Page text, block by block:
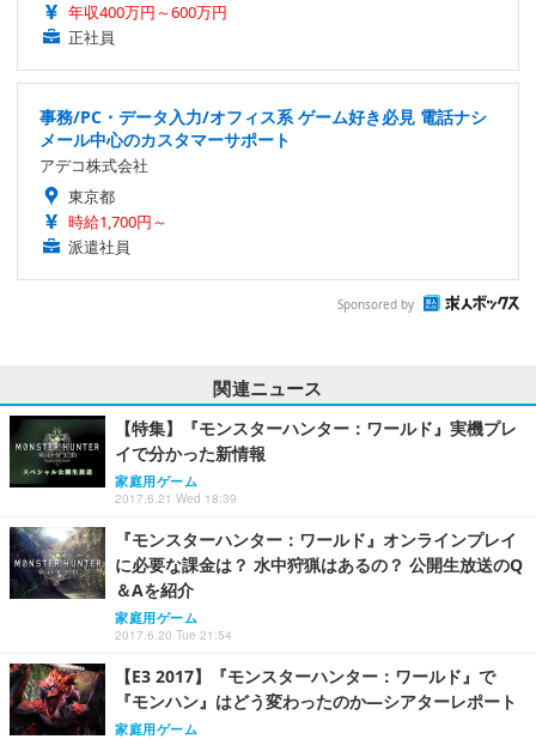
年収400万円～600万円
正社員
事務/PC・データ入力/オフィス系 ゲーム好き必見 電話ナシ
メール中心のカスタマーサポート
アデコ株式会社
東京都
時給1,700円～
派遣社員
Sponsored by
関連ニュース
【特集】『モンスターハンター：ワールド』実機プレ
イで分かった新情報
家庭用ゲーム
2017.6.21 Wed 18:39
『モンスターハンター：ワールド』オンラインプレイ
に必要な課金は？ 水中狩猟はあるの？ 公開生放送のQ
＆Aを紹介
家庭用ゲーム
2017.6.20 Tue 21:54
【E3 2017】『モンスターハンター：ワールド』で
『モンハン』はどう変わったのか―シアターレポート
家庭用ゲーム